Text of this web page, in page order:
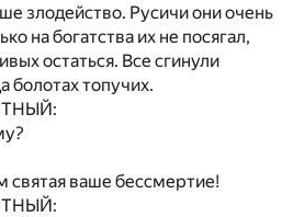
злодейство. Русичи они очень
на богатства их не посягал,
остаться. Все сгинули
болотах топучих.
святая ваше бессмертие!